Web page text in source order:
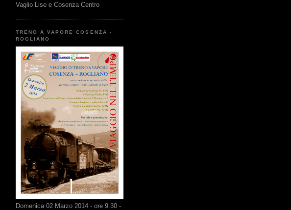
Vaglio Lise e Cosenza Centro
TRENO A VAPORE COSENZA -
ROGLIANO
Domenica 02 Marzo 2014 - ore 9.30 -